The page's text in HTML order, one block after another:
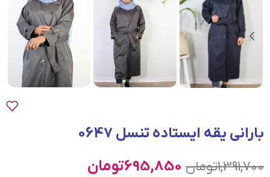
بارانی یقه ایستاده تنسل 0647
1,391,700تومان 695,850تومان